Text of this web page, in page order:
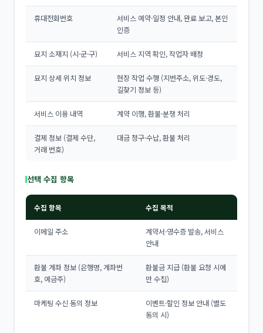
휴대전화번호
서비스 예약·일정 안내, 완료 보고, 본인
인증
묘지 소재지 (시·군·구) 서비스 지역 확인, 작업자 배정
묘지 상세 위치 정보
현장 작업 수행 (지번주소, 위도·경도,
길찾기 정보 등)
서비스 이용 내역 계약 이행, 환불·분쟁 처리
결제 정보 (결제 수단,
거래 번호)
대금 청구·수납, 환불 처리
선택 수집 항목
수집 항목 수집 목적
이메일 주소
계약서·영수증 발송, 서비스
안내
환불 계좌 정보 (은행명, 계좌번
호, 예금주)
환불금 지급 (환불 요청 시에
만 수집)
마케팅 수신 동의 정보
이벤트·할인 정보 안내 (별도
동의 시)